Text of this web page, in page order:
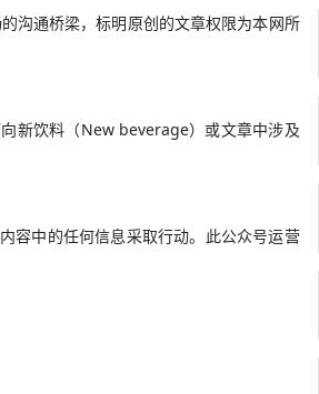
沟通桥梁，标明原创的文章权限为本网所
新饮料（New beverage）或文章中涉及
容中的任何信息采取行动。此公众号运营